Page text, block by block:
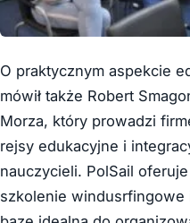
O praktycznym aspekcie
mówił także Robert
Morza, który prowadzi
rejsy edukacyjne i
nauczycieli. PolSail
szkolenie windusrfingowe